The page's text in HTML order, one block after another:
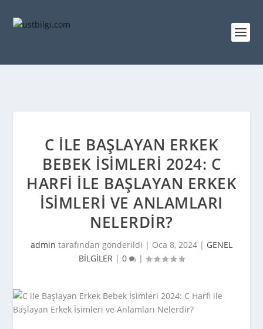
C ILE BAŞLAYAN ERKEK
BEBEK İSIMLERI 2024: C
HARFI ILE BAŞLAYAN ERKEK
İSIMLERI VE ANLAMLARI
NELERDIR?
admin tarafından gönderildi | Oca 8, 2024 | GENEL
BİLGİLER | 0 |